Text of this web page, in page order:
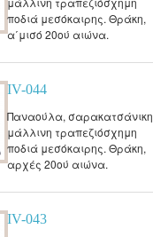
ποδιά μεσόκαιρης. Θράκη,
α΄μισό 20ού αιώνα.
IV-044
Παναούλα, σαρακατσάνικη
μάλλινη τραπεζιόσχημη
ποδιά μεσόκαιρης. Θράκη,
αρχές 20ού αιώνα.
IV-043